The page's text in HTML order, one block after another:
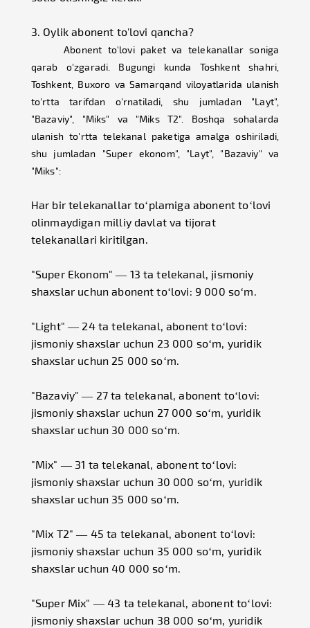
3. Oylik abonent to'lovi qancha?
Abonent to'lovi paket va telekanallar soniga
qarab o'zgaradi. Bugungi kunda Toshkent shahri,
Toshkent, Buxoro va Samarqand viloyatlarida ulanish
to'rtta tarifdan o'rnatiladi, shu jumladan "Layt",
"Bazaviy", "Miks" va "Miks T2". Boshqa sohalarda
ulanish to'rtta telekanal paketiga amalga oshiriladi,
shu jumladan "Super ekonom", "Layt", "Bazaviy" va
"Miks":
Har bir telekanallar to‘plamiga abonent to‘lovi
olinmaydigan milliy davlat va tijorat
telekanallari kiritilgan.
"Super Ekonom" — 13 ta telekanal, jismoniy
shaxslar uchun abonent to‘lovi: 9 000 so‘m.
"Light" — 24 ta telekanal, abonent to‘lovi:
jismoniy shaxslar uchun 23 000 so‘m, yuridik
shaxslar uchun 25 000 so‘m.
"Bazaviy" — 27 ta telekanal, abonent to‘lovi:
jismoniy shaxslar uchun 27 000 so‘m, yuridik
shaxslar uchun 30 000 so‘m.
"Mix" — 31 ta telekanal, abonent to‘lovi:
jismoniy shaxslar uchun 30 000 so‘m, yuridik
shaxslar uchun 35 000 so‘m.
"Mix T2" — 45 ta telekanal, abonent to‘lovi:
jismoniy shaxslar uchun 35 000 so‘m, yuridik
shaxslar uchun 40 000 so‘m.
"Super Mix" — 43 ta telekanal, abonent to‘lovi:
jismoniy shaxslar uchun 38 000 so‘m, yuridik